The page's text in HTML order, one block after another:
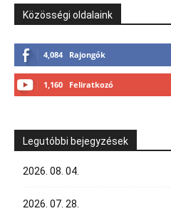
Közösségi oldalaink
4,084 Rajongók
1,160 Feliratkozó
Legutóbbi bejegyzések
2026. 08. 04.
2026. 07. 28.